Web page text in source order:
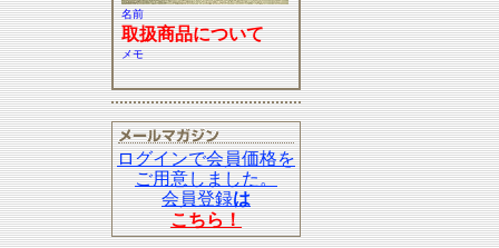
名前
取扱商品について
メモ
ログインで会員価格を
ご用意しました。
会員登録は
こちら！